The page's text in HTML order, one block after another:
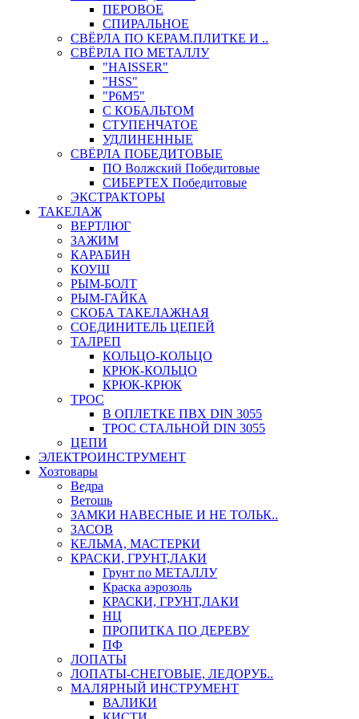
ПЕРОВОЕ
СПИРАЛЬНОЕ
СВЁРЛА ПО КЕРАМ.ПЛИТКЕ И ..
СВЁРЛА ПО МЕТАЛЛУ
"HAISSER"
"HSS"
"Р6М5"
С КОБАЛЬТОМ
СТУПЕНЧАТОЕ
УДЛИНЕННЫЕ
СВЁРЛА ПОБЕДИТОВЫЕ
ПО Волжский Победитовые
СИБЕРТЕХ Победитовые
ЭКСТРАКТОРЫ
ТАКЕЛАЖ
ВЕРТЛЮГ
ЗАЖИМ
КАРАБИН
КОУШ
РЫМ-БОЛТ
РЫМ-ГАЙКА
СКОБА ТАКЕЛАЖНАЯ
СОЕДИНИТЕЛЬ ЦЕПЕЙ
ТАЛРЕП
КОЛЬЦО-КОЛЬЦО
КРЮК-КОЛЬЦО
КРЮК-КРЮК
ТРОС
В ОПЛЕТКЕ ПВХ DIN 3055
ТРОС СТАЛЬНОЙ DIN 3055
ЦЕПИ
ЭЛЕКТРОИНСТРУМЕНТ
Хозтовары
Ведра
Ветошь
ЗАМКИ НАВЕСНЫЕ И НЕ ТОЛЬК..
ЗАСОВ
КЕЛЬМА, МАСТЕРКИ
КРАСКИ, ГРУНТ,ЛАКИ
Грунт по МЕТАЛЛУ
Краска аэрозоль
КРАСКИ, ГРУНТ,ЛАКИ
НЦ
ПРОПИТКА ПО ДЕРЕВУ
ПФ
ЛОПАТЫ
ЛОПАТЫ-СНЕГОВЫЕ, ЛЕДОРУБ..
МАЛЯРНЫЙ ИНСТРУМЕНТ
ВАЛИКИ